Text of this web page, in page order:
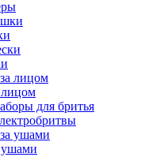
лицом
для бритья
ушами